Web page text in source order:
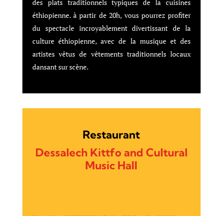
des plats traditionnels typiques de la cuisines
éthiopienne. à partir de 20h, vous pourrez profiter
du spectacle incroyablement divertissant de la
culture éthiopienne, avec de la musique et des
artistes vêtus de vêtements traditionnels locaux
dansant sur scène.
Restaurant
Dessalech Kittfo and Cultural
Music Hall